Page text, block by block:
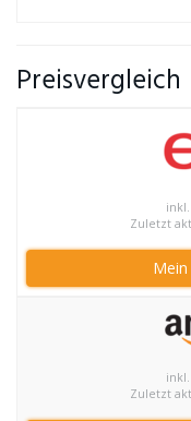
Preisvergleich
Zuletzt
Zuletzt